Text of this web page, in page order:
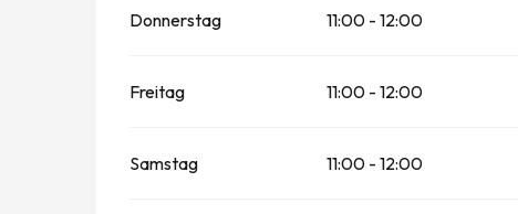
Donnerstag 11:00 - 12:00
Freitag 11:00 - 12:00
Samstag 11:00 - 12:00